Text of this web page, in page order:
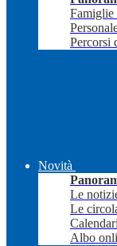
Famiglie
Percorsi
Novità
Le
Le
Albo